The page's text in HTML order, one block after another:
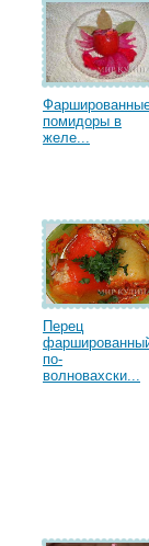
помидоры в
желе...
Перец
по-
волновахски...